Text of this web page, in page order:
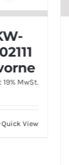
HN
In den